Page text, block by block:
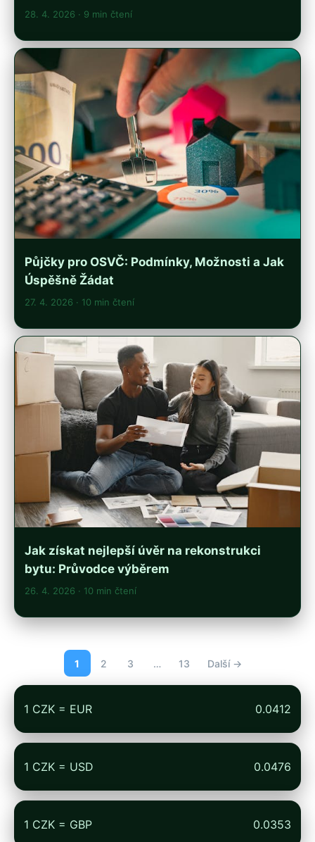
28. 4. 2026 · 9 min čtení
Půjčky pro OSVČ: Podmínky, Možnosti a Jak
Úspěšně Žádat
27. 4. 2026 · 10 min čtení
Jak získat nejlepší úvěr na rekonstrukci
bytu: Průvodce výběrem
26. 4. 2026 · 10 min čtení
1 2 3 … 13 Další →
1 CZK = EUR 0.0412
1 CZK = USD 0.0476
1 CZK = GBP 0.0353